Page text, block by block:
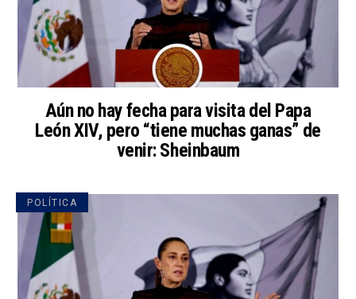
Aún no hay fecha para visita del Papa
León XIV, pero “tiene muchas ganas” de
venir: Sheinbaum
POLÍTICA